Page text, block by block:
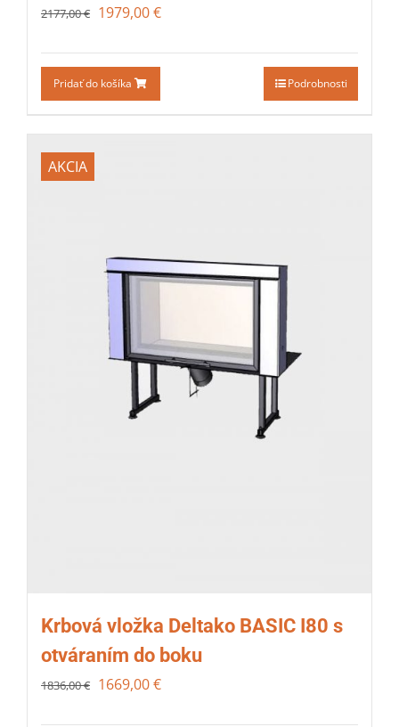
2177,00€ 1979,00€
Pridať do košíka Podrobnosti
AKCIA
Krbová vložka Deltako BASIC I80 s
otváraním do boku
1836,00€ 1669,00€